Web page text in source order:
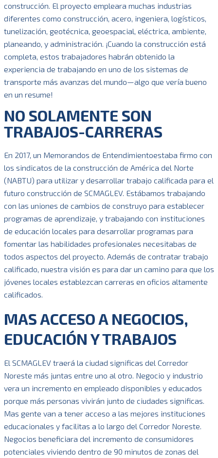
construcción. El proyecto empleara muchas industrias
diferentes como construcción, acero, ingeniera, logísticos,
tunelización, geotécnica, geoespacial, eléctrica, ambiente,
planeando, y administración. ¡Cuando la construcción está
completa, estos trabajadores habrán obtenido la
experiencia de trabajando en uno de los sistemas de
transporte más avanzas del mundo—algo que vería bueno
en un resume!
NO SOLAMENTE SON
TRABAJOS-CARRERAS
En 2017, un Memorandos de Entendimientoestaba firmo con
los sindicatos de la construcción de América del Norte
(NABTU) para utilizar y desarrollar trabajo calificada para el
futuro construcción de SCMAGLEV. Estábamos trabajando
con las uniones de cambios de construyo para establecer
programas de aprendizaje, y trabajando con instituciones
de educación locales para desarrollar programas para
fomentar las habilidades profesionales necesitabas de
todos aspectos del proyecto. Además de contratar trabajo
calificado, nuestra visión es para dar un camino para que los
jóvenes locales establezcan carreras en oficios altamente
calificados.
MAS ACCESO A NEGOCIOS,
EDUCACIÓN Y TRABAJOS
El SCMAGLEV traerá la ciudad significas del Corredor
Noreste más juntas entre uno al otro. Negocio y industrio
vera un incremento en empleado disponibles y educados
porque más personas vivirán junto de ciudades significas.
Mas gente van a tener acceso a las mejores instituciones
educacionales y facilitas a lo largo del Corredor Noreste.
Negocios beneficiara del incremento de consumidores
potenciales viviendo dentro de 90 minutos de zonas del